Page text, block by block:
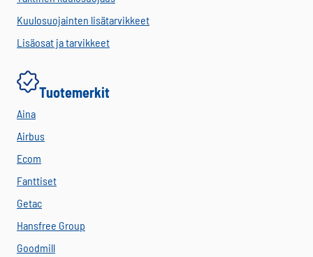
Kuulosuojainten lisätarvikkeet
Lisäosat ja tarvikkeet
Tuotemerkit
Aina
Airbus
Ecom
Fanttiset
Getac
Hansfree Group
Goodmill